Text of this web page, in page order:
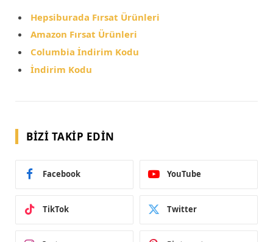
Hepsiburada Fırsat Ürünleri
Amazon Fırsat Ürünleri
Columbia İndirim Kodu
İndirim Kodu
BIZI TAKIP EDIN
Facebook YouTube
TikTok Twitter